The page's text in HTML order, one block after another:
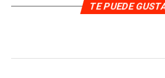
TE PUEDE